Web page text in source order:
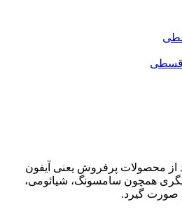
قسطی
از محصولات پرفروش یعنی آیفون
همچون سامسونگ، شیائومی،
صورت گیرد.